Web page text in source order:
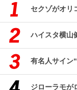
セクゾがオ
ハイスタ横山
有名人サイン
ジローラモが